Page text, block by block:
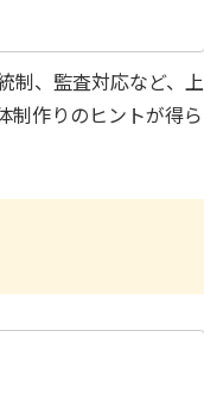
制、監査対応など、上
制作りのヒントが得ら